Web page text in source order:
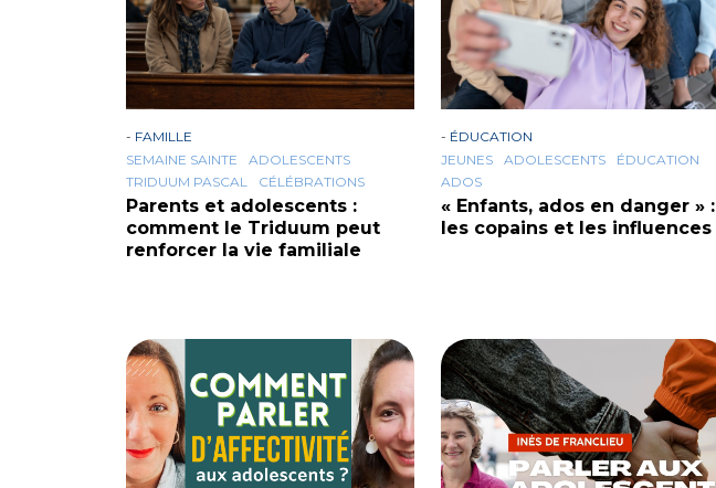
- FAMILLE
SEMAINE SAINTE
ADOLESCENTS
TRIDUUM PASCAL
CÉLÉBRATIONS
Parents et adolescents :
comment le Triduum peut
renforcer la vie familiale
- ÉDUCATION
JEUNES
ADOLESCENTS
ÉDUCATION
ADOS
« Enfants, ados en danger » :
les copains et les influences